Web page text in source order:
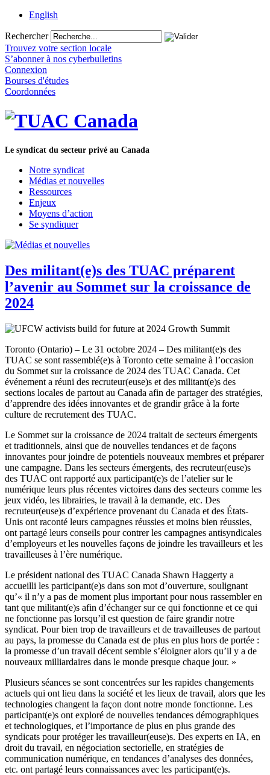
English
Rechercher
Trouvez votre section locale
S’abonner à nos cyberbulletins
Connexion
Bourses d'études
Coordonnées
Le syndicat du secteur privé au Canada
Notre syndicat
Médias et nouvelles
Ressources
Enjeux
Moyens d’action
Se syndiquer
Des militant(e)s des TUAC préparent
l’avenir au Sommet sur la croissance de
2024
Toronto (Ontario) – Le 31 octobre 2024 – Des militant(e)s des
TUAC se sont rassemblé(e)s à Toronto cette semaine à l’occasion
du Sommet sur la croissance de 2024 des TUAC Canada. Cet
événement a réuni des recruteur(euse)s et des militant(e)s des
sections locales de partout au Canada afin de partager des stratégies,
d’apprendre des idées innovantes et de grandir grâce à la forte
culture de recrutement des TUAC.
Le Sommet sur la croissance de 2024 traitait de secteurs émergents
et traditionnels, ainsi que de nouvelles tendances et de façons
innovantes pour joindre de potentiels nouveaux membres et préparer
une campagne. Dans les secteurs émergents, des recruteur(euse)s
des TUAC ont rapporté aux participant(e)s de l’atelier sur le
numérique leurs plus récentes victoires dans des secteurs comme les
jeux vidéo, les librairies, le travail à la demande, etc. Des
recruteur(euse)s d’expérience provenant du Canada et des États-
Unis ont raconté leurs campagnes réussies et moins bien réussies,
ont partagé leurs conseils pour contrer les campagnes antisyndicales
d’employeurs et les nouvelles façons de joindre les travailleurs et les
travailleuses à l’ère numérique.
Le président national des TUAC Canada Shawn Haggerty a
accueilli les participant(e)s dans son mot d’ouverture, soulignant
qu’« il n’y a pas de moment plus important pour nous rassembler en
tant que militant(e)s afin d’échanger sur ce qui fonctionne et ce qui
ne fonctionne pas lorsqu’il est question de faire grandir notre
syndicat. Pour bien trop de travailleurs et de travailleuses de partout
au pays, la promesse du Canada est de plus en plus hors de portée :
la promesse d’un travail décent semble s’éloigner alors qu’il y a de
nouveaux milliardaires dans le monde presque chaque jour. »
Plusieurs séances se sont concentrées sur les rapides changements
actuels qui ont lieu dans la société et les lieux de travail, alors que les
technologies changent la façon dont notre monde fonctionne. Les
participant(e)s ont exploré de nouvelles tendances démographiques
et technologiques, et l’importance de plus en plus grande des
syndicats pour protéger les travailleur(euse)s. Des experts en IA, en
droit du travail, en négociation sectorielle, en stratégies de
communication numérique, en tendances d’analyses des données,
etc. ont partagé leurs connaissances avec les participant(e)s.